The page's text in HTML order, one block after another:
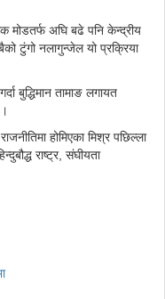
मोडतर्फ अघि बढे पनि केन्द्रीय
टुंगो नलागुन्जेल यो प्रक्रिया
बुद्धिमान तामाङ लगायत
होमिएका मिश्र पछिल्ला
राष्ट्र, संघीयता